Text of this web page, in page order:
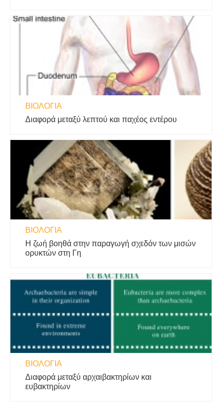
ΒΙΟΛΟΓΊΑ
Διαφορά μεταξύ λεπτού και παχέος εντέρου
ΒΙΟΛΟΓΊΑ
Η ζωή βοηθά στην παραγωγή σχεδόν των μισών
ορυκτών στη Γη
ΒΙΟΛΟΓΊΑ
Διαφορά μεταξύ αρχαιβακτηρίων και
ευβακτηρίων